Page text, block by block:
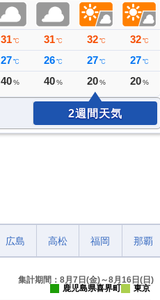
31℃
27℃
40%
31 ℃
26 ℃
40 %
32 ℃
27 ℃
20 %
32 ℃
27 ℃
20 %
2週間天気
広島 高松 福岡 那覇
集計期間：8月7日(金)～8月16日(日)
鹿児島県喜界町
東京